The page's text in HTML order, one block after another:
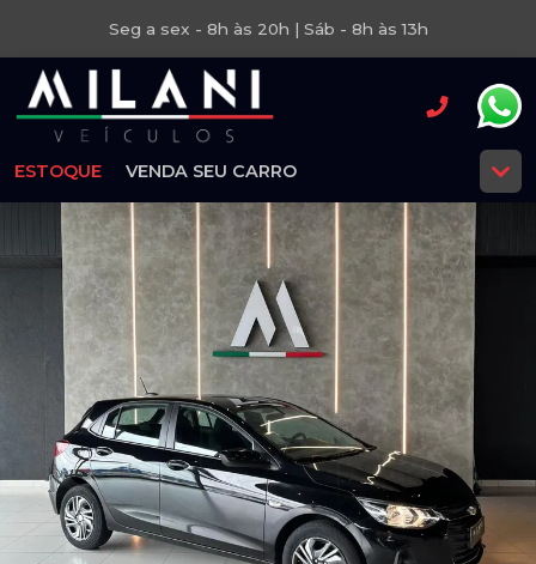
Seg a sex - 8h às 20h | Sáb - 8h às 13h
ESTOQUE VENDA SEU CARRO